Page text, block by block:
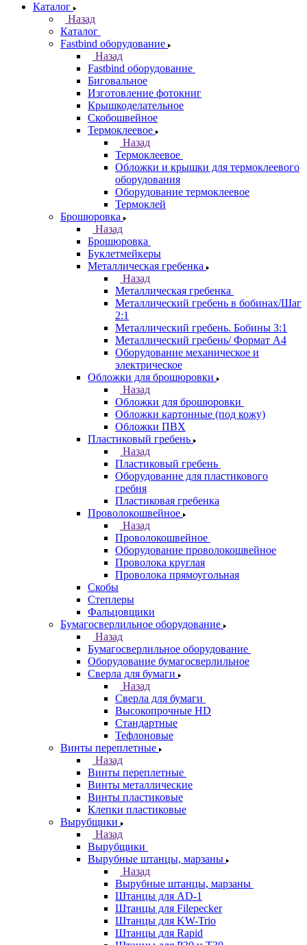
Каталог
Назад
Каталог
Fastbind оборудование
Назад
Fastbind оборудование
Биговальное
Изготовление фотокниг
Крышкоделательное
Скобошвейное
Термоклеевое
Назад
Термоклеевое
Обложки и крышки для термоклеевого
оборудования
Оборудование термоклеевое
Термоклей
Брошюровка
Назад
Брошюровка
Буклетмейкеры
Металлическая гребенка
Назад
Металлическая гребенка
Металлический гребень в бобинах/Шаг
2:1
Металлический гребень. Бобины 3:1
Металлический гребень/ Формат А4
Оборудование механическое и
электрическое
Обложки для брошюровки
Назад
Обложки для брошюровки
Обложки картонные (под кожу)
Обложки ПВХ
Пластиковый гребень
Назад
Пластиковый гребень
Оборудование для пластикового
гребня
Пластиковая гребенка
Проволокошвейное
Назад
Проволокошвейное
Оборудование проволокошвейное
Проволока круглая
Проволока прямоугольная
Скобы
Степлеры
Фальцовщики
Бумагосверлильное оборудование
Назад
Бумагосверлильное оборудование
Оборудование бумагосверлильное
Сверла для бумаги
Назад
Сверла для бумаги
Высокопрочные HD
Стандартные
Тефлоновые
Винты переплетные
Назад
Винты переплетные
Винты металлические
Винты пластиковые
Клепки пластиковые
Вырубщики
Назад
Вырубщики
Вырубные штанцы, марзаны
Назад
Вырубные штанцы, марзаны
Штанцы для AD-1
Штанцы для Filepecker
Штанцы для KW-Trio
Штанцы для Rapid